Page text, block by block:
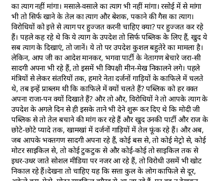
का त्याग नहीं मांगा। मसाले-वसाले का त्याग भी नहीं मांगा। रसोई में से मांगा
भी तो सिर्फ खाने के तेल का त्याग और बेशक, पकाने की गैस का त्याग।
विरोधियों को इत्ते से त्याग पर हुज्जत करनी चाहिए क्या? पर हुज्जत कर रहे
हैं। पहले कह रहे थे कि ये त्याग के उपदेश तो सिर्फ पब्लिक के लिए हैं, खुद ये
सब त्याग के दिखाएं, तो जानें। ये तो पर उपदेश कुशल बहुतेरे का मामला है।
लेकिन, आप जी का आदेश मानकर, भगवा पार्टी के नेतागण बेचारे जरा-सी
सादगी अपना भी रहे हैं, तो इसमें भी विपक्षी मीन-मेख निकालने लगे। पहले
मंत्रियों से लेकर संतरियों तक, हमारे नेता दर्जनों गाड़ियों के काफिले में चलते
थे, तब इन्हें प्राब्लम थी कि काफिले में क्यों चलते हैं? पब्लिक को हर वक्त
अपना राजा-पन क्यों दिखाते हैं? और तो और, विरोधियों ने तो आपके त्याग के
उपदेश के अगले दिन से ही इसके ताने भी देने शुरू कर दिए थे कि मोदी जी
पब्लिक से तो तेल बचाने की मांग कर रहे हैं और खुद उनकी पार्टी और राज के
छोटे-छोटे प्यादे तक, खामखां में दर्जनों गाड़ियों में तेल फूंक रहे हैं। और अब,
जब आपके भक्तगण सादगी अपना रहे हैं, कोई बस से, तो कोई मेट्रो से, कोई
मोटर साइकिल से, तो कोई टुकटुक से और कोई-कोई तो साइकिल तक से
इधर-उधर जाते सोशल मीडिया पर नजर आ रहे हैं, तो विरोधी उसमें भी खोट
निकाल रहे हैं।देखना तो चाहिए यह कि सत्ता कुल के लोग काफिले से दूर,